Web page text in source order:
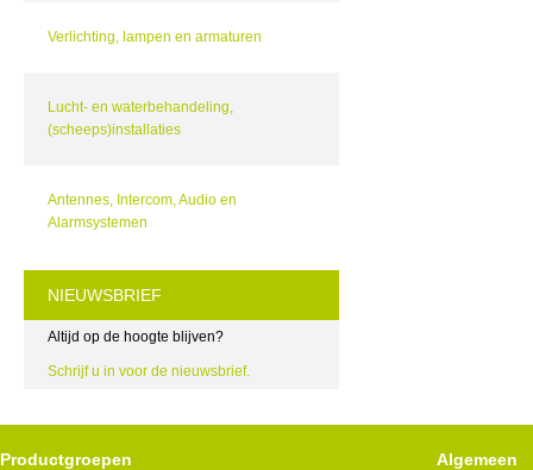
Verlichting, lampen en armaturen
Lucht- en waterbehandeling,
(scheeps)installaties
Antennes, Intercom, Audio en
Alarmsystemen
NIEUWSBRIEF
Altijd op de hoogte blijven?
Schrijf u in voor de nieuwsbrief.
Productgroepen Algemeen